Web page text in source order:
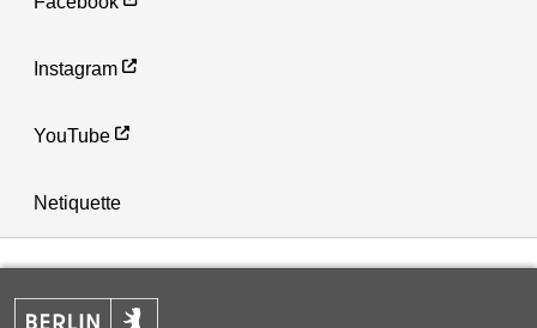
Instagram
YouTube
Netiquette